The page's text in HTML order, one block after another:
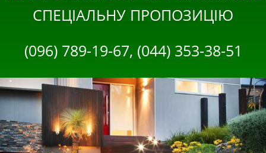
СПЕЦІАЛЬНУ ПРОПОЗИЦІЮ
(096) 789-19-67, (044) 353-38-51